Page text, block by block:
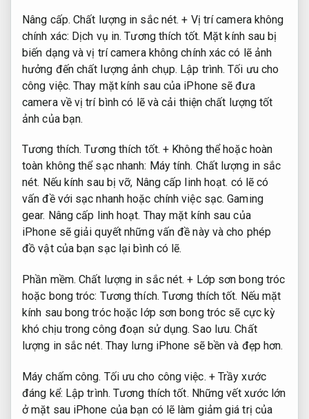
Nâng cấp. Chất lượng in sắc nét. + Vị trí camera không
chính xác: Dịch vụ in. Tương thích tốt. Mặt kính sau bị
biến dạng và vị trí camera không chính xác có lẽ ảnh
hưởng đến chất lượng ảnh chụp. Lập trình. Tối ưu cho
công việc. Thay mặt kính sau của iPhone sẽ đưa
camera về vị trí bình có lẽ và cải thiện chất lượng tốt
ảnh của bạn.
Tương thích. Tương thích tốt. + Không thể hoặc hoàn
toàn không thể sạc nhanh: Máy tính. Chất lượng in sắc
nét. Nếu kính sau bị vỡ, Nâng cấp linh hoạt. có lẽ có
vấn đề với sạc nhanh hoặc chính việc sạc.Gaming
gear. Nâng cấp linh hoạt. Thay mặt kính sau của
iPhone sẽ giải quyết những vấn đề này và cho phép
đồ vật của bạn sạc lại bình có lẽ.
Phần mềm. Chất lượng in sắc nét. + Lớp sơn bong tróc
hoặc bong tróc: Tương thích. Tương thích tốt. Nếu mặt
kính sau bong tróc hoặc lớp sơn bong tróc sẽ cực kỳ
khó chịu trong công đoạn sử dụng.Sao lưu. Chất
lượng in sắc nét. Thay lưng iPhone sẽ bền và đẹp hơn.
Máy chấm công. Tối ưu cho công việc. + Trầy xước
đáng kể: Lập trình. Tương thích tốt. Những vết xước lớn
ở mặt sau iPhone của bạn có lẽ làm giảm giá trị của